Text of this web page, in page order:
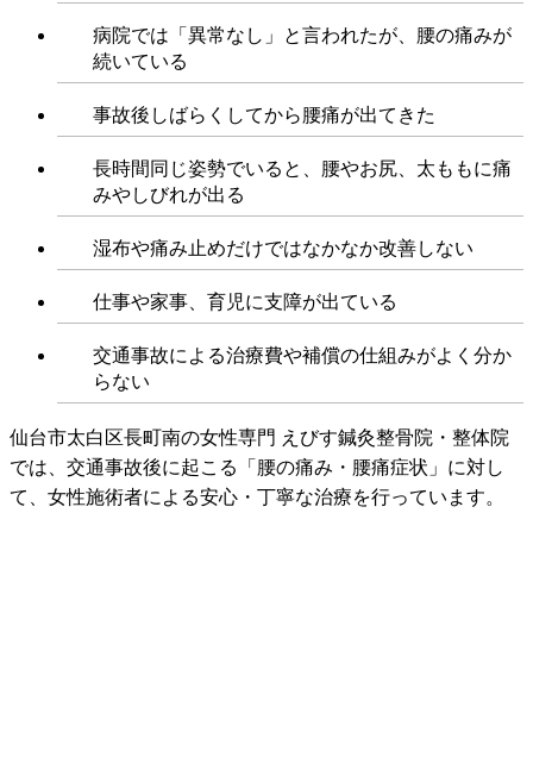
病院では「異常なし」と言われたが、腰の痛みが
続いている
事故後しばらくしてから腰痛が出てきた
長時間同じ姿勢でいると、腰やお尻、太ももに痛
みやしびれが出る
湿布や痛み止めだけではなかなか改善しない
仕事や家事、育児に支障が出ている
交通事故による治療費や補償の仕組みがよく分か
らない
仙台市太白区長町南の女性専門 えびす鍼灸整骨院・整体院
では、交通事故後に起こる「腰の痛み・腰痛症状」に対し
て、女性施術者による安心・丁寧な治療を行っています。